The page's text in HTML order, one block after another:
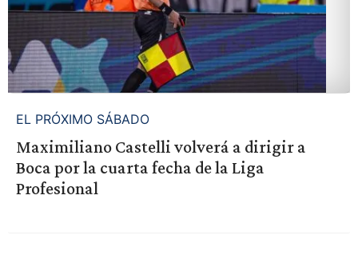
EL PRÓXIMO SÁBADO
Maximiliano Castelli volverá a dirigir a
Boca por la cuarta fecha de la Liga
Profesional